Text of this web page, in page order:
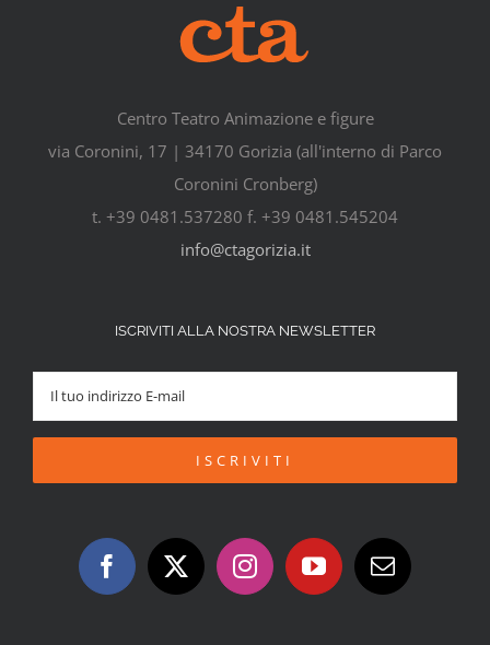
Centro Teatro Animazione e figure
via Coronini, 17 | 34170 Gorizia (all'interno di Parco
Coronini Cronberg)
t. +39 0481.537280 f. +39 0481.545204
info@ctagorizia.it
ISCRIVITI ALLA NOSTRA NEWSLETTER